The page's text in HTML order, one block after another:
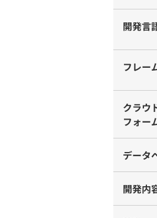
開発言
フレー
クラウ
フォー
データ
開発内